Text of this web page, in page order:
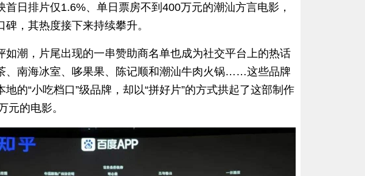
首日排片仅1.6%、单日票房不到400万元的潮汕方言电影，
碑，其热度接下来持续攀升。
如潮，片尾出现的一串赞助商名单也成为社交平台上的热话
、南海冰室、哆果果、陈记顺和潮汕牛肉火锅……这些品牌
地的“小吃档口”级品牌，却以“拼好片”的方式拱起了这部制作
元的电影。